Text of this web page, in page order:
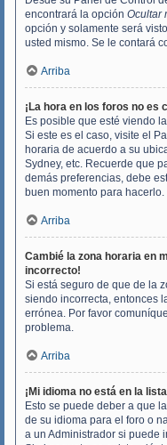
encontrará la opción Ocultar
opción y solamente será
usted mismo. Se le contará
Arriba
¡La hora en los foros no es
Es posible que esté viendo
Si este es el caso, visite el
horaria de acuerdo a su
Sydney, etc. Recuerde que
demás preferencias, debe
buen momento para hacerlo.
Arriba
Cambié la zona horaria en
incorrecto!
Si está seguro de que de la
siendo incorrecta, entonces
errónea. Por favor
problema.
Arriba
¡Mi idioma no está en la
Esto se puede deber a que
de su idioma para el foro o
a un Administrador si puede